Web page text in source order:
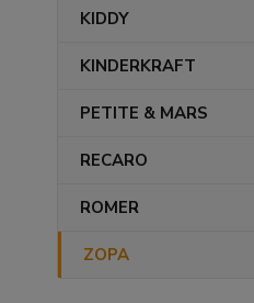
KIDDY
KINDERKRAFT
PETITE & MARS
RECARO
ROMER
ZOPA